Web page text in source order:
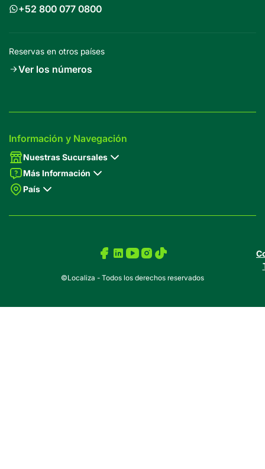
Información y Navegación
Nuestras Sucursales
Más Información
País
+52 800 077 0800
Reservas en otros países
Ver los números
©Localiza - Todos los derechos reservados